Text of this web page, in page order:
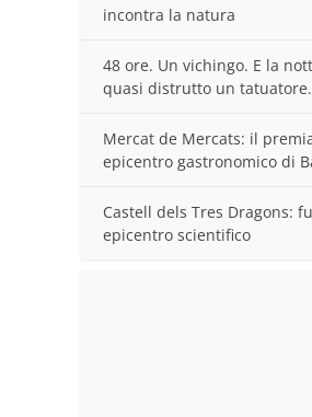
incontra la natura
48 ore. Un vichingo. E la
quasi distrutto un tatuatore.
Mercat de Mercats: il
epicentro gastronomico di
Castell dels Tres Dragons:
epicentro scientifico